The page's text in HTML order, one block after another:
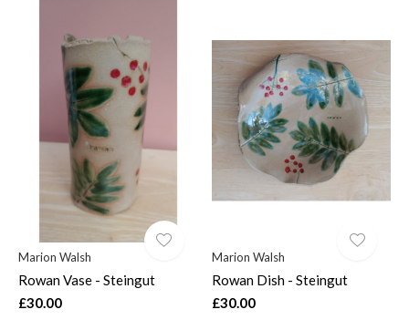
Marion Walsh
Rowan Vase - Steingut
£30.00
Marion Walsh
Rowan Dish - Steingut
£30.00